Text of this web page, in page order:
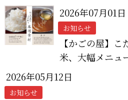
2026年07月01日
お知らせ
【かごの屋】
米、大幅メニュ
2026年05月12日
お知らせ